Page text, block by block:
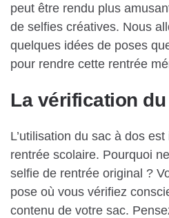
peut être rendu plus
de selfies créatives. Nous
quelques idées de poses
pour rendre cette rentrée
La vérification
L’utilisation du sac à dos
rentrée scolaire. Pourquoi
selfie de rentrée original ?
pose où vous vérifiez
contenu de votre sac.